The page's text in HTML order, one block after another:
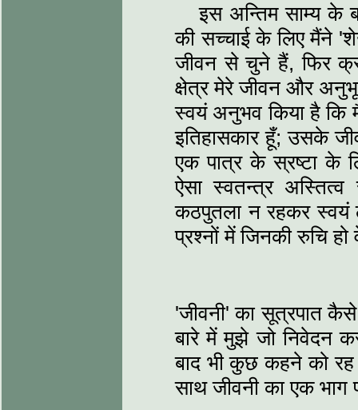
इस अन्तिम साम्य के
की सच्चाई के लिए मैंने
जीवन से चुने हैं, फिर
क्षेत्र मेरे जीवन और
स्वयं अनुभव किया है कि
इतिहासकार हूँ; उसके
एक पात्र के स्रष्टा के
ऐसा स्वतन्त्र
कठपुतला न रहकर स्वयं
प्रश्नों में जिनकी रुचि
'जीवनी' का सूत्रपात
बारे में मुझे जो निवेदन
बाद भी कुछ कहने को
साथ जीवनी का एक भाग